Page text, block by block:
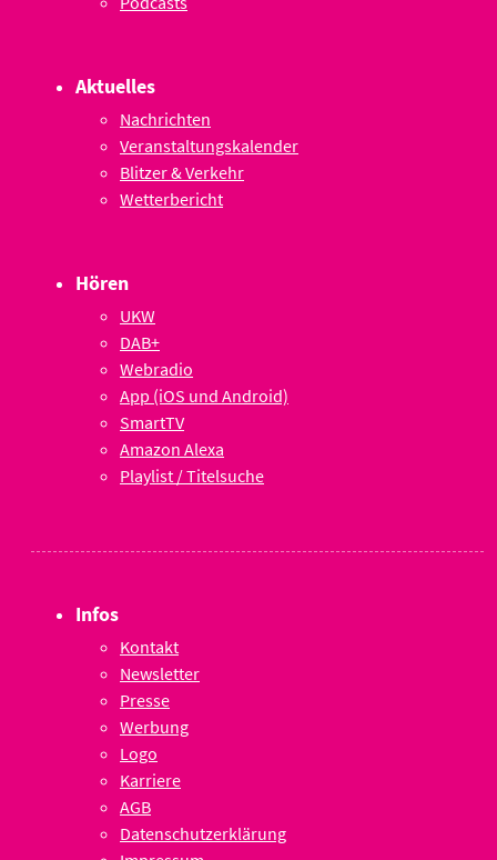
Aktuelles
Nachrichten
Veranstaltungskalender
Blitzer & Verkehr
Wetterbericht
Hören
UKW
DAB+
Webradio
App (iOS und Android)
SmartTV
Amazon Alexa
Playlist / Titelsuche
Infos
Kontakt
Newsletter
Presse
Werbung
Logo
Karriere
AGB
Datenschutzerklärung